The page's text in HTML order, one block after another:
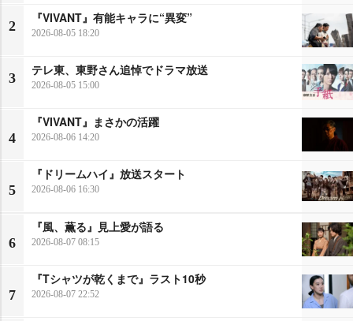
2
『VIVANT』有能キャラに“異変”
2026-08-05 18:20
3
テレ東、東野さん追悼でドラマ放送
2026-08-05 15:00
4
『VIVANT』まさかの活躍
2026-08-06 14:20
5
『ドリームハイ』放送スタート
2026-08-06 16:30
6
『風、薫る』見上愛が語る
2026-08-07 08:15
7
『Tシャツが乾くまで』ラスト10秒
2026-08-07 22:52